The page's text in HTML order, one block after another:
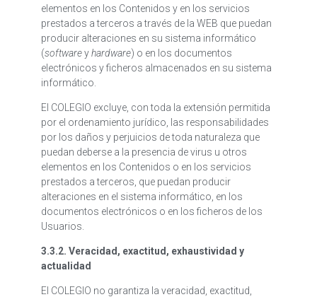
elementos en los Contenidos y en los servicios
prestados a terceros a través de la WEB que puedan
producir alteraciones en su sistema informático
(softwareyhardware) o en los documentos
electrónicos y ficheros almacenados en su sistema
informático.
El COLEGIO excluye, con toda la extensión permitida
por el ordenamiento jurídico, las responsabilidades
por los daños y perjuicios de toda naturaleza que
puedan deberse a la presencia de virus u otros
elementos en los Contenidos o en los servicios
prestados a terceros, que puedan producir
alteraciones en el sistema informático, en los
documentos electrónicos o en los ficheros de los
Usuarios.
3.3.2. Veracidad, exactitud, exhaustividad y
actualidad
El COLEGIO no garantiza la veracidad, exactitud,